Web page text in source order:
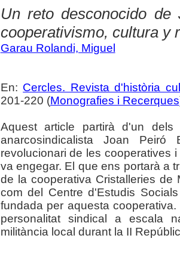
Un reto desconocido
cooperativismo, cultura y
Garau Rolandi, Miguel
En: Cercles. Revista d'història
201-220 (Monografies i Recerques
Aquest article partirà d'un
anarcosindicalista Joan
revolucionari de les cooperatives
va engegar. El que ens portarà a
de la cooperativa Cristalleries
com del Centre d'Estudis
fundada per aquesta
personalitat sindical a escala
militància local durant la II